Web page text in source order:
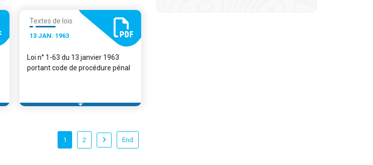
Textes de lois
13 JAN. 1963
Loi n° 1-63 du 13 janvier 1963
portant code de procédure pénal
1 2 End